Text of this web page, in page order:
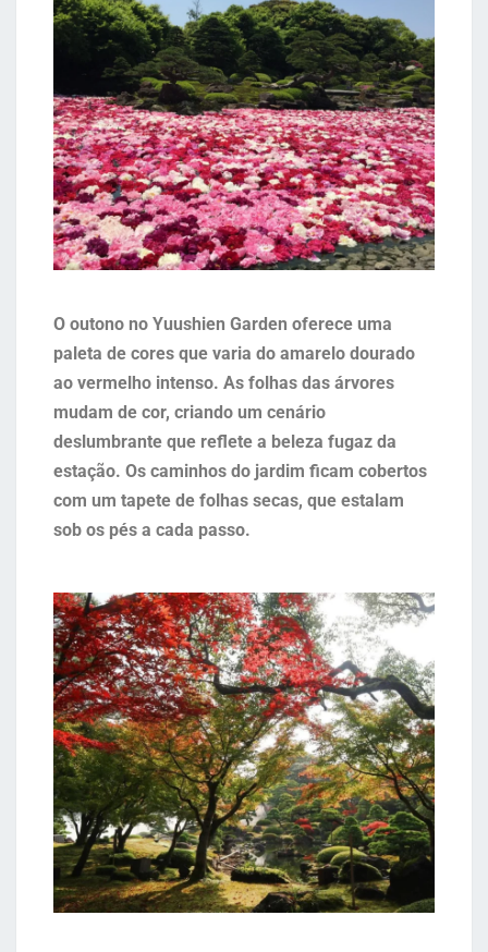
O outono no Yuushien Garden oferece uma
paleta de cores que varia do amarelo dourado
ao vermelho intenso. As folhas das árvores
mudam de cor, criando um cenário
deslumbrante que reflete a beleza fugaz da
estação. Os caminhos do jardim ficam cobertos
com um tapete de folhas secas, que estalam
sob os pés a cada passo.